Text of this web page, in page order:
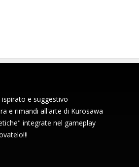
e suggestivo
e rimandi all'arte di Kurosawa
integrate nel gameplay